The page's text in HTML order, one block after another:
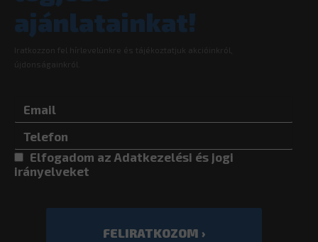
ajánlatainkat!
Iratkozzon fel hírlevelünkre és tájékoztatjuk akcióinkról,
újdonságainkról.
Elfogadom az Adatkezelési és jogi
irányelveket